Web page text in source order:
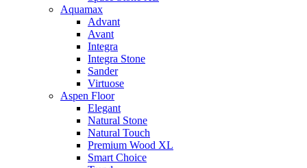
Aquamax
Advant
Avant
Integra
Integra Stone
Sander
Virtuose
Aspen Floor
Elegant
Natural Stone
Natural Touch
Premium Wood XL
Smart Choice